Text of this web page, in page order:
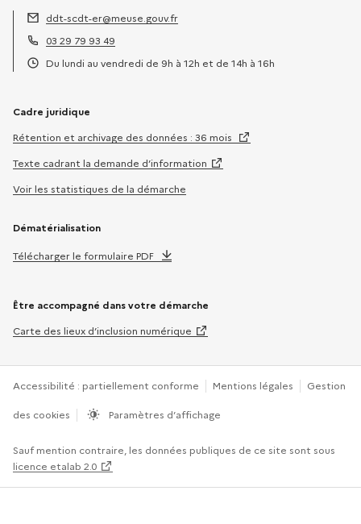
Adresse électronique :
ddt-scdt-er@meuse.gouv.fr
Téléphone :
03 29 79 93 49
Du lundi au vendredi de 9h à 12h et de 14h à 16h
Cadre juridique
Rétention et archivage des données : 36 mois
Texte cadrant la demande d’information
Voir les statistiques de la démarche
Dématérialisation
Télécharger le formulaire PDF
Être accompagné dans votre démarche
Carte des lieux d’inclusion numérique
Accessibilité : partiellement conforme Mentions légales Gestion
des cookies Paramètres d’affichage
Sauf mention contraire, les données publiques de ce site sont sous
licence etalab 2.0